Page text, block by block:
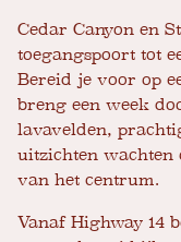
Cedar Canyon en
toegangspoort tot
Bereid je voor op
breng een week
lavavelden,
uitzichten wachten
van het centrum.
Vanaf Highway 14